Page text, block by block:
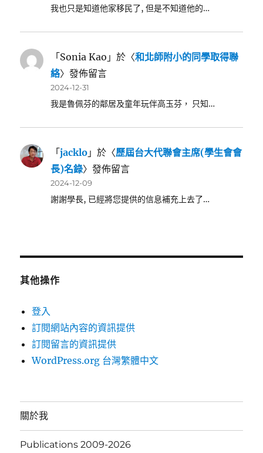
我也只是知道他家移民了, 但是不知道他的…
「Sonia Kao 」於〈和北師附小的同學取得聯
絡〉發佈留言
2024-12-31
我是魯佩芬的鄰居及童年玩伴高玉芬， 只知…
「jacklo 」於〈歷屆台大代聯會主席(學生會會
長)名錄〉發佈留言
2024-12-09
謝謝學長, 已經將您提供的信息補充上去了…
其他操作
登入
訂閱網站內容的資訊提供
訂閱留言的資訊提供
WordPress.org 台灣繁體中文
關於我
Publications 2009-2026